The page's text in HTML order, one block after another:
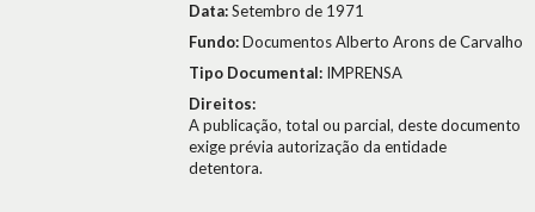
Data:Setembro de 1971
Fundo:Documentos Alberto Arons de Carvalho
Tipo Documental: IMPRENSA
Direitos:
A publicação, total ou parcial, deste documento
exige prévia autorização da entidade
detentora.